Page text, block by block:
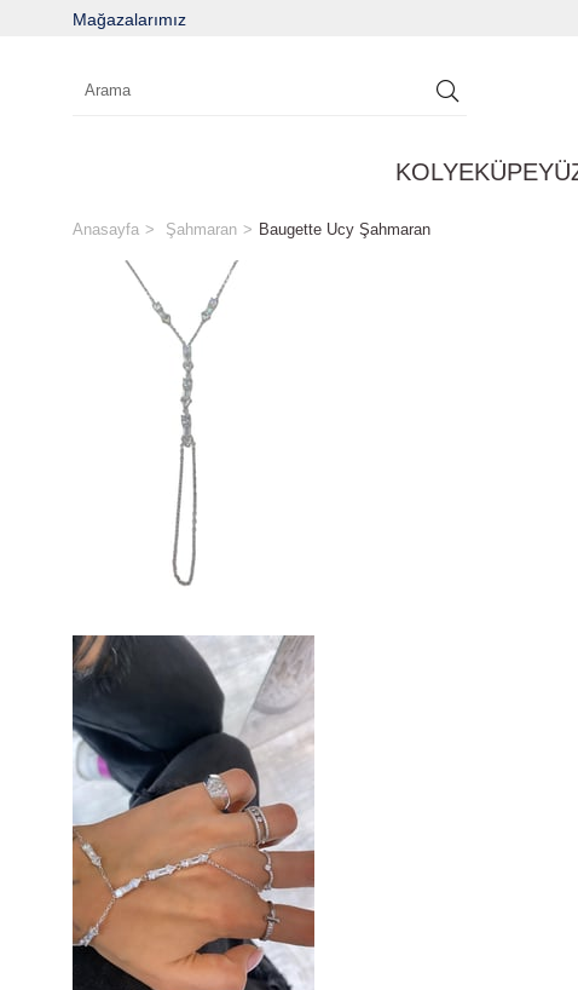
Mağazalarımız
KOLYEKÜPE
Anasayfa Şahmaran Baugette Ucy Şahmaran